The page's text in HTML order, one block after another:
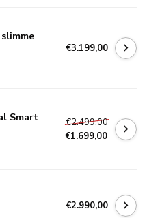
€3.199,00
Smart
€2.499,00
€1.699,00
€2.990,00